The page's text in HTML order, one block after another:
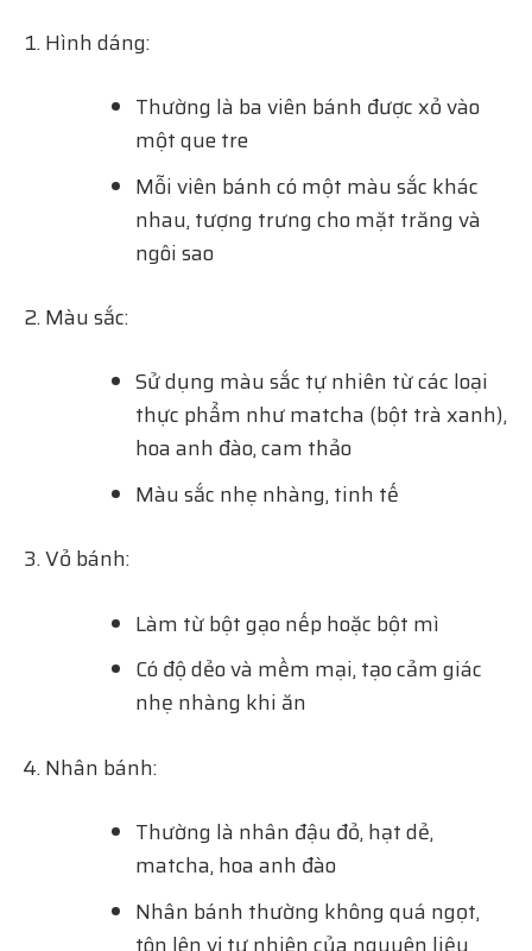
Hình dáng:
Thường là ba viên bánh được xỏ vào
một que tre
Mỗi viên bánh có một màu sắc khác
nhau, tượng trưng cho mặt trăng và
ngôi sao
Màu sắc:
Sử dụng màu sắc tự nhiên từ các loại
thực phẩm như matcha (bột trà xanh),
hoa anh đào, cam thảo
Màu sắc nhẹ nhàng, tinh tế
Vỏ bánh:
Làm từ bột gạo nếp hoặc bột mì
Có độ dẻo và mềm mại, tạo cảm giác
nhẹ nhàng khi ăn
Nhân bánh:
Thường là nhân đậu đỏ, hạt dẻ,
matcha, hoa anh đào
Nhân bánh thường không quá ngọt,